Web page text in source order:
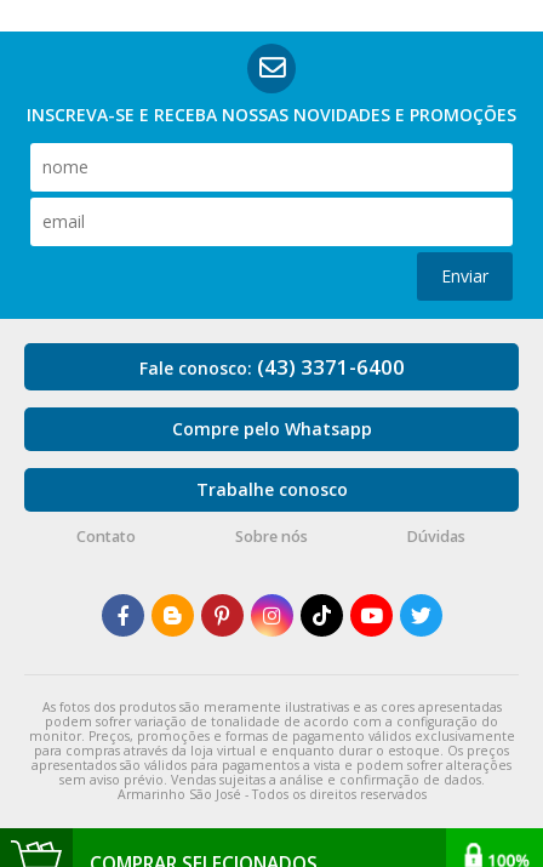
INSCREVA-SE E RECEBA NOSSAS NOVIDADES E PROMOÇÕES
Enviar
Fale conosco: (43) 3371-6400
Compre pelo Whatsapp
Trabalhe conosco
Contato Sobre nós Dúvidas
As fotos dos produtos são meramente ilustrativas e as cores apresentadas
podem sofrer variação de tonalidade de acordo com a configuração do
monitor. Preços, promoções e formas de pagamento válidos exclusivamente
para compras através da loja virtual e enquanto durar o estoque. Os preços
apresentados são válidos para pagamentos a vista e podem sofrer alterações
sem aviso prévio. Vendas sujeitas a análise e confirmação de dados.
Armarinho São José - Todos os direitos reservados